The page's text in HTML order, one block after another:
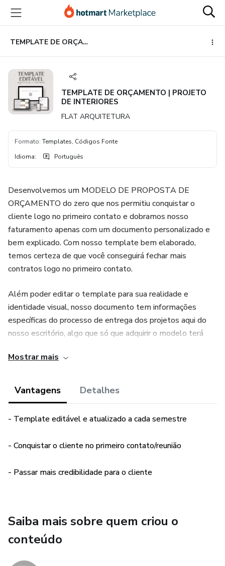
para
conteúdo
principal
para
pagamento
para
rodapé
TEMPLATE DE ORÇAMENTO | PROJETO DE INTERIORES
TEMPLATE DE ORÇAMENTO | PROJETO
DE INTERIORES
FLAT ARQUITETURA
Formato: Templates, Códigos Fonte
Idioma: Português
Desenvolvemos um MODELO DE PROPOSTA DE
ORÇAMENTO do zero que nos permitiu conquistar o
cliente logo no primeiro contato e dobramos nosso
faturamento apenas com um documento personalizado e
bem explicado. Com nosso template bem elaborado,
temos certeza de que você conseguirá fechar mais
contratos logo no primeiro contato.
Além poder editar o template para sua realidade e
identidade visual, nosso documento tem informações
específicas do processo de entrega dos projetos aqui do
nosso escritório, algo que só que adquirir o modelo terá
.pdf com o modelo editável.
APARTAMENTOS) + MENSAGEM A SER ENVIADA
Mostrar mais
Vantagens Detalhes
- Template editável e atualizado a cada semestre
- Conquistar o cliente no primeiro contato/reunião
- Passar mais credibilidade para o cliente
Saiba mais sobre quem criou o
conteúdo